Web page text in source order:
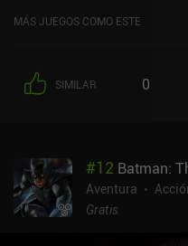
MÁS JUEGOS COMO ESTE
SIMILAR 0
#12 Batman:
Aventura
Gratis